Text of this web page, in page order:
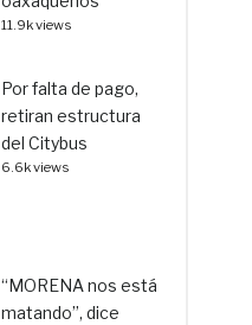
11.9k views
Por falta de pago,
retiran estructura
del Citybus
6.6k views
“MORENA nos está
matando”, dice